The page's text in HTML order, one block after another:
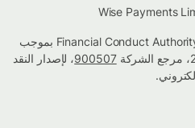
تم اعتماد شركة Wise بواسطة Financial Conduct Authority بموجب
900507، لإصدار النقد